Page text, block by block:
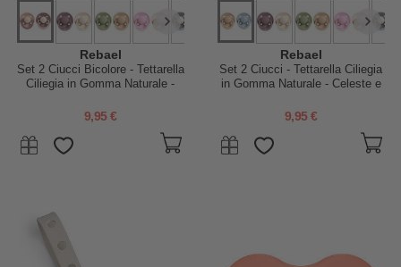
Rebael
Set 2 Ciucci Bicolore - Tettarella
Ciliegia in Gomma Naturale -
Danimarca - Senza PBA, PVC e
9,95 €
Rebael
Set 2 Ciucci - Tettarella Ciliegia
in Gomma Naturale - Celeste e
Senza PBA, PVC e Flatati
9,95 €